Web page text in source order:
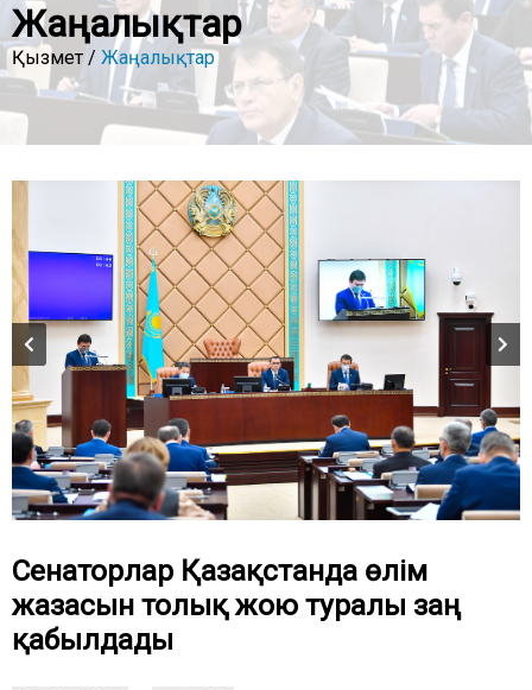
Жаңалықтар
Қызмет / Жаңалықтар
Сенаторлар Қазақстанда өлім
жазасын толық жою туралы заң
қабылдады